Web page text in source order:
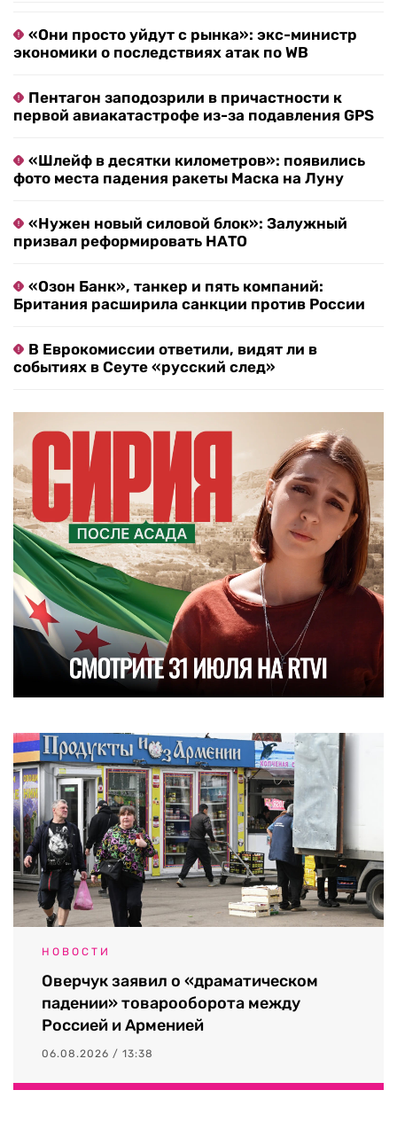
«Они просто уйдут с рынка»: экс-министр
экономики о последствиях атак по WB
Пентагон заподозрили в причастности к
первой авиакатастрофе из-за подавления GPS
«Шлейф в десятки километров»: появились
фото места падения ракеты Маска на Луну
«Нужен новый силовой блок»: Залужный
призвал реформировать НАТО
«Озон Банк», танкер и пять компаний:
Британия расширила санкции против России
В Еврокомиссии ответили, видят ли в
событиях в Сеуте «русский след»
НОВОСТИ
Оверчук заявил о «драматическом
падении» товарооборота между
Россией и Арменией
06.08.2026 / 13:38